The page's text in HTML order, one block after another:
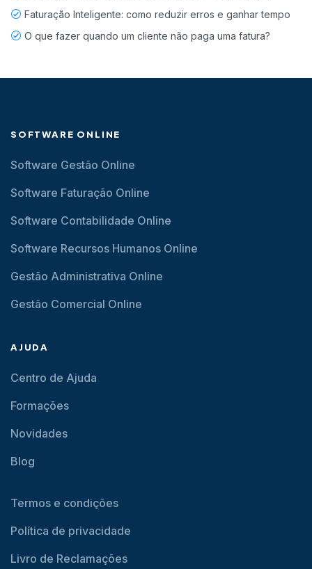
Faturação Inteligente: como reduzir erros e ganhar tempo
O que fazer quando um cliente não paga uma fatura?
SOFTWARE ONLINE
Software Gestão Online
Software Faturação Online
Software Contabilidade Online
Software Recursos Humanos Online
Gestão Administrativa Online
Gestão Comercial Online
AJUDA
Centro de Ajuda
Formações
Novidades
Blog
Termos e condições
Política de privacidade
Livro de Reclamações